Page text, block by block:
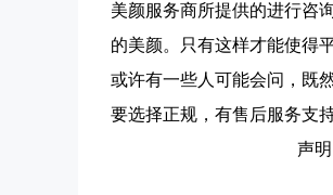
美颜服务商所提供的进行咨
的美颜。只有这样才能使得
或许有一些人可能会问，既
要选择正规，有售后服务支
声